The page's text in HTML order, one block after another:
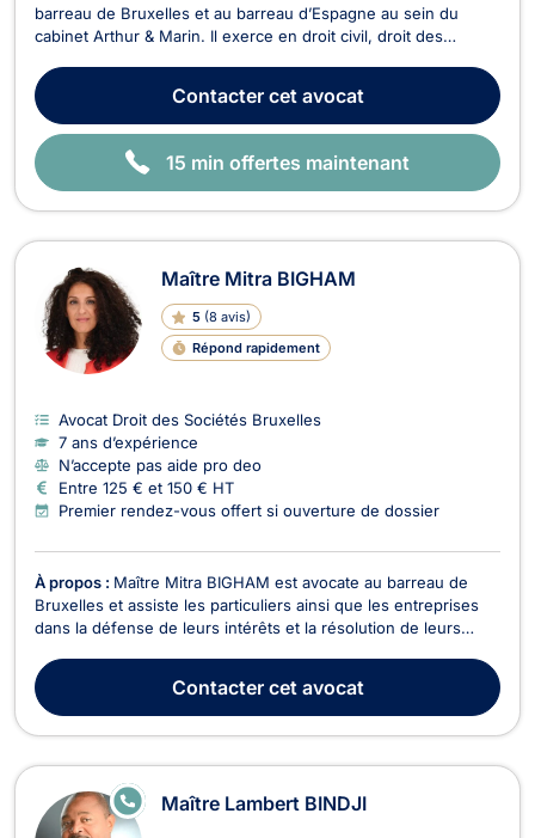
barreau de Bruxelles et au barreau d’Espagne au sein du
cabinet Arthur & Marin. Il exerce en droit civil, droit des
numérique, ainsi qu'en droit douanier. Trilingue en espagnol,
français et anglais, Maître ESPINOSA acc...
Contactercet avocat
15 min offertes maintenant
Maître Mitra BIGHAM
5 (8 avis)
Répond rapidement
Avocat Droit des Sociétés Bruxelles
7 ans d’expérience
N’accepte pas aide pro deo
Entre 125 € et 150 € HT
Premier rendez-vous offert si ouverture de dossier
À propos : Maître Mitra BIGHAM est avocate au barreau de
Bruxelles et assiste les particuliers ainsi que les entreprises
dans la défense de leurs intérêts et la résolution de leurs
les litiges liés aux sinistres et aux accidents médicaux. Elle
accompagne ses clients dans leur...
Contactercet avocat
Maître Lambert BINDJI
E
N
LI